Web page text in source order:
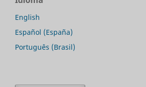
English
Español (España)
Português (Brasil)